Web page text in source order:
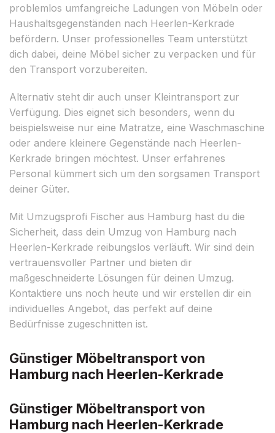
problemlos umfangreiche Ladungen von Möbeln oder
Haushaltsgegenständen nach Heerlen-Kerkrade
befördern. Unser professionelles Team unterstützt
dich dabei, deine Möbel sicher zu verpacken und für
den Transport vorzubereiten.
Alternativ steht dir auch unser Kleintransport zur
Verfügung. Dies eignet sich besonders, wenn du
beispielsweise nur eine Matratze, eine Waschmaschine
oder andere kleinere Gegenstände nach Heerlen-
Kerkrade bringen möchtest. Unser erfahrenes
Personal kümmert sich um den sorgsamen Transport
deiner Güter.
Mit Umzugsprofi Fischer aus Hamburg hast du die
Sicherheit, dass dein Umzug von Hamburg nach
Heerlen-Kerkrade reibungslos verläuft. Wir sind dein
vertrauensvoller Partner und bieten dir
maßgeschneiderte Lösungen für deinen Umzug.
Kontaktiere uns noch heute und wir erstellen dir ein
individuelles Angebot, das perfekt auf deine
Bedürfnisse zugeschnitten ist.
Günstiger Möbeltransport von
Hamburg nach Heerlen-Kerkrade
Günstiger Möbeltransport von
Hamburg nach Heerlen-Kerkrade